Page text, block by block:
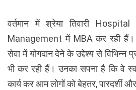
वर्तमान में श्रेया तिवारी
Management में MBA कर रही हैं।
सेवा में योगदान देने के उद्देश्य से विभिन्न
भी कर रही हैं। उनका सपना है कि वे
कार्य कर आम लोगों को बेहतर, पारदर्शी